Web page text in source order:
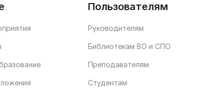
Пользователям
Руководителям
Библиотекам ВО и СПО
Преподавателям
Студентам